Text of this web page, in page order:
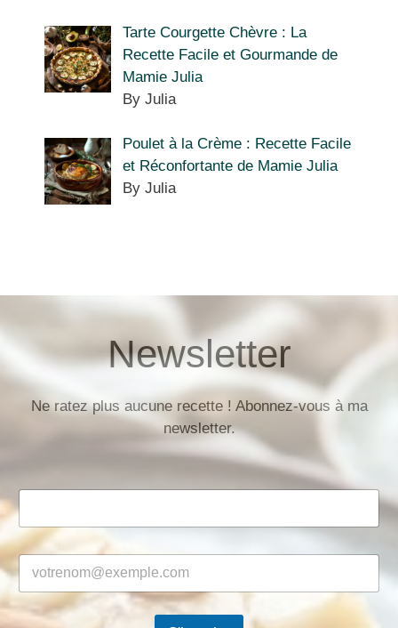
Tarte Courgette Chèvre : La
Recette Facile et Gourmande de
Mamie Julia
By Julia
Poulet à la Crème : Recette Facile
et Réconfortante de Mamie Julia
By Julia
Newsletter
Ne ratez plus aucune recette ! Abonnez-vous à ma
newsletter.